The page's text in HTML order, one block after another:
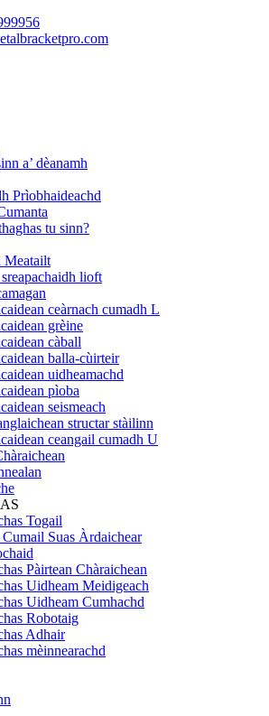
a’ dèanamh
Prìobhaideachd
tu sinn?
Meatailt
sreapachaidh lioft
ceàrnach cumadh L
grèine
càball
balla-cùirteir
uidheamachd
pìoba
seismeach
structar stàilinn
ceangail cumadh U
Togail
Cumail Suas Àrdaichear
Pàirtean Chàraichean
Uidheam Meidigeach
Uidheam Cumhachd
Robotaig
Adhair
mèinnearachd